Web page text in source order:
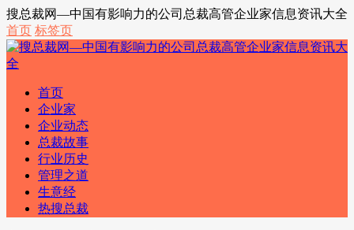
搜总裁网—中国有影响力的公司总裁高管企业家信息资讯大全
首页 标签页
首页
企业家
企业动态
总裁故事
行业历史
管理之道
生意经
热搜总裁